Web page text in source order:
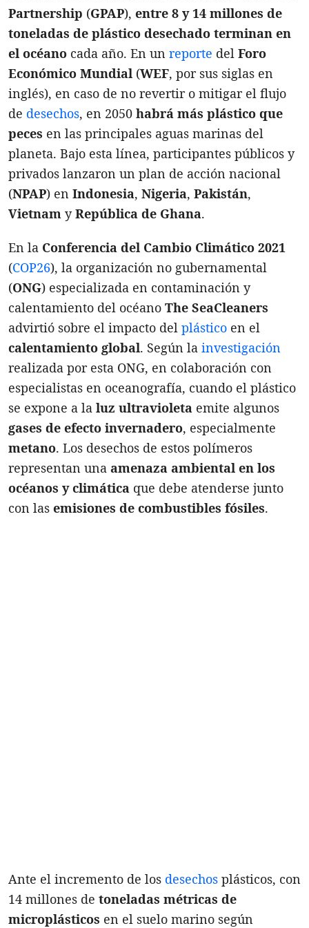
Partnership (GPAP), entre 8 y 14 millones de
toneladas de plástico desechado terminan en
el océano cada año. En un reporte del Foro
Económico Mundial (WEF, por sus siglas en
inglés), en caso de no revertir o mitigar el flujo
de desechos, en 2050 habrá más plástico que
peces en las principales aguas marinas del
planeta. Bajo esta línea, participantes públicos y
privados lanzaron un plan de acción nacional
(NPAP) en Indonesia, Nigeria, Pakistán,
Vietnam yRepública de Ghana.
En la Conferencia del Cambio Climático 2021
(COP26), la organización no gubernamental
(ONG) especializada en contaminación y
calentamiento del océano The SeaCleaners
advirtió sobre el impacto del plástico en el
calentamiento global. Según la investigación
realizada por esta ONG, en colaboración con
especialistas en oceanografía, cuando el plástico
se expone a la luz ultravioleta emite algunos
gases de efecto invernadero, especialmente
metano. Los desechos de estos polímeros
representan una amenaza ambiental en los
océanos y climática que debe atenderse junto
con las emisiones de combustibles fósiles.
Ante el incremento de los desechos plásticos, con
14 millones de toneladas métricas de
microplásticos en el suelo marino según